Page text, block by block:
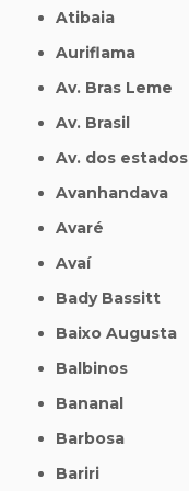
Atibaia
Auriflama
Av. Bras Leme
Av. Brasil
Av. dos estados
Avanhandava
Avaré
Avaí
Bady Bassitt
Baixo Augusta
Balbinos
Bananal
Barbosa
Bariri